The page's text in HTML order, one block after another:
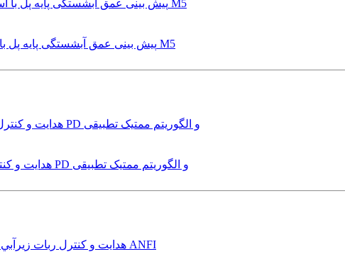
پیش بینی عمق آبشستگی پایه پل با استفاده از مدل درختی قواعد M5
هدایت و کنترل ربات زیرآبی توسط کنترلر PD و الگوریتم ممتیک تطبیقی